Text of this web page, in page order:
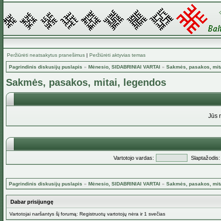
Peržiūrėti neatsakytus pranešimus | Peržiūrėti aktyvias temas
Pagrindinis diskusijų puslapis » Mėnesio, SIDABRINIAI VARTAI » Sakmės, pasakos,
Sakmės, pasakos, mitai, legendos
Jūs
Vartotojo vardas: Slaptažodis:
Pagrindinis diskusijų puslapis » Mėnesio, SIDABRINIAI VARTAI » Sakmės, pasakos,
Dabar prisijungę
Vartotojai naršantys šį forumą: Registruotų vartotojų nėra ir 1 svečias